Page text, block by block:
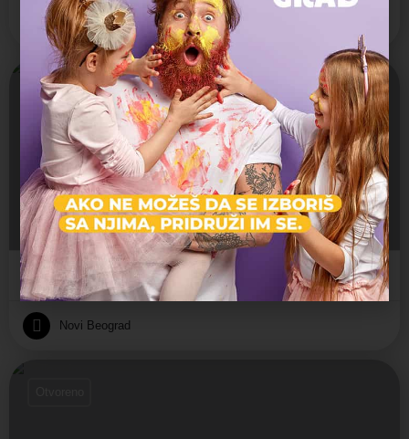
Novi Beograd
Meda Montessori 2
Jaslice, Montesori, Predškolsko, Vrtić
Уроша Мартиновића 12, Beograd, Srbija
Otvoreno
Privatni vrtić
Novi Beograd